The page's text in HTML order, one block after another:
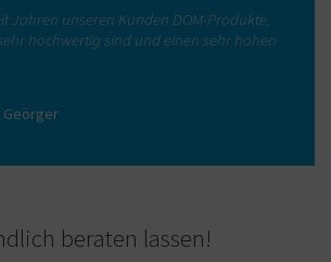
Jahren unseren Kunden DOM-Produkte,
hochwertig sind und einen sehr hohen
Geörger
beraten lassen!